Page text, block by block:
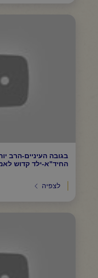
בגובה העיניים-הרב
החיד"א-ילד קדוש
לצפיה